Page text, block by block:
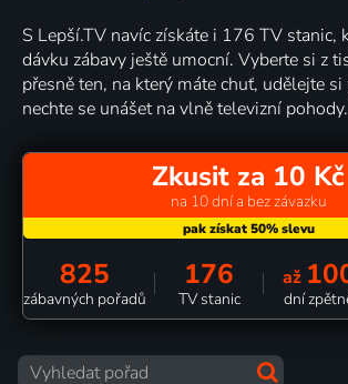
S Lepší.TV navíc získáte i 176 TV stanic,
dávku zábavy ještě umocní. Vyberte si z
přesně ten, na který máte chuť, udělejte
nechte se unášet na vlně televizní pohody.
Zkusit za 10 Kč
na 10 dní a bez závazku
825
zábavných pořadů
176
TV stanic
až
dní